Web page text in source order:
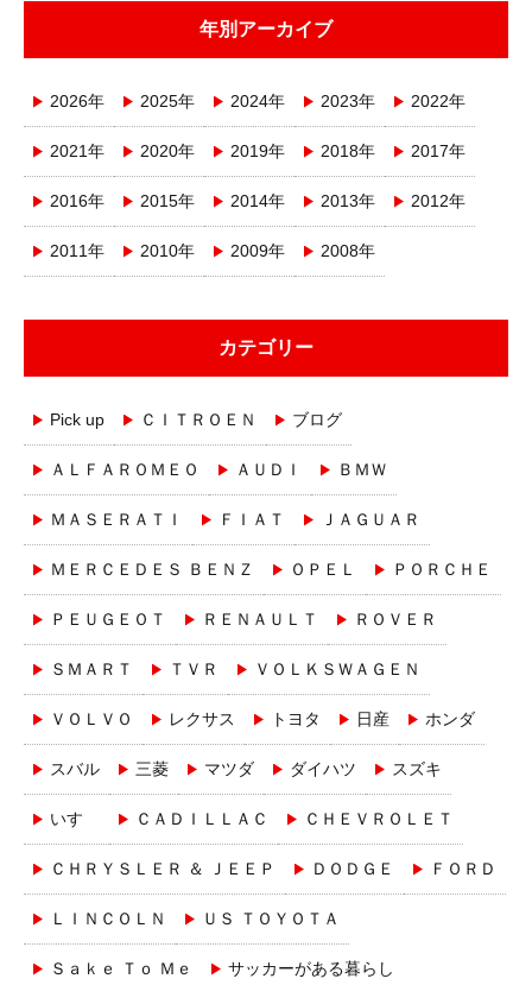
年別アーカイブ
2026年 2025年 2024年 2023年 2022年
2021年 2020年 2019年 2018年 2017年
2016年 2015年 2014年 2013年 2012年
2011年 2010年 2009年 2008年
カテゴリー
Pick up ＣＩＴＲＯＥＮ ブログ
ＡＬＦＡＲＯＭＥＯ ＡＵＤＩ ＢＭＷ
ＭＡＳＥＲＡＴＩ ＦＩＡＴ ＪＡＧＵＡＲ
ＭＥＲＣＥＤＥＳ ＢＥＮＺ ＯＰＥＬ ＰＯＲＣＨＥ
ＰＥＵＧＥＯＴ ＲＥＮＡＵＬＴ ＲＯＶＥＲ
ＳＭＡＲＴ ＴＶＲ ＶＯＬＫＳＷＡＧＥＮ
ＶＯＬＶＯ レクサス トヨタ 日産 ホンダ
スバル 三菱 マツダ ダイハツ スズキ
いすゞ ＣＡＤＩＬＬＡＣ ＣＨＥＶＲＯＬＥＴ
ＣＨＲＹＳＬＥＲ ＆ ＪＥＥＰ ＤＯＤＧＥ ＦＯＲＤ
ＬＩＮＣＯＬＮ ＵＳ ＴＯＹＯＴＡ
Ｓａｋｅ Ｔｏ Ｍｅ サッカーがある暮らし